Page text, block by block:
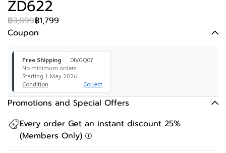
ZD622
฿3,899฿1,799
Coupon
Free Shipping
0IVGQ07
No minimum orders
Starting 1 May 2026
Condition
Collect
Promotions and Special Offers
Every order Get an instant discount 25%
(Members Only)